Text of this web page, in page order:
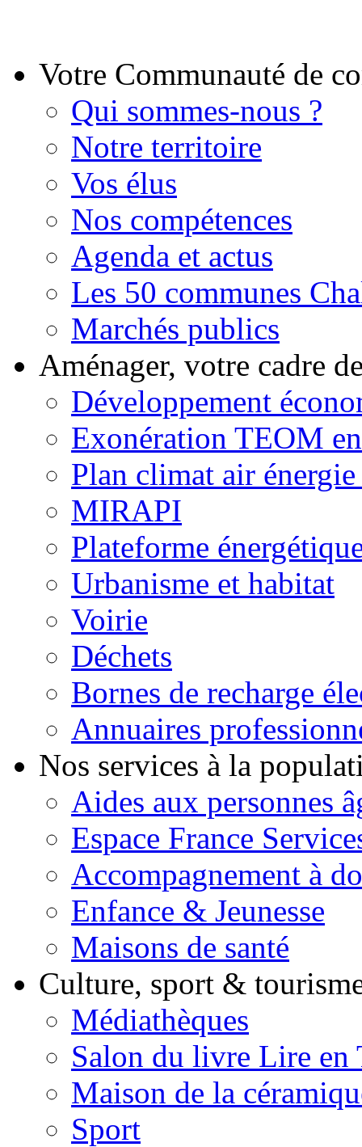
Votre Communauté de
Qui sommes-nous ?
Notre territoire
Vos élus
Nos compétences
Agenda et actus
Les 50 communes
Marchés publics
Aménager, votre cadre
Développement
Exonération TEOM
Plan climat air
MIRAPI
Plateforme
Urbanisme et habitat
Voirie
Déchets
Bornes de recharge
Annuaires
Nos services à la
Aides aux personnes
Espace France
Accompagnement à
Enfance & Jeunesse
Maisons de santé
Culture, sport &
Médiathèques
Salon du livre Lire en
Maison de la
Sport